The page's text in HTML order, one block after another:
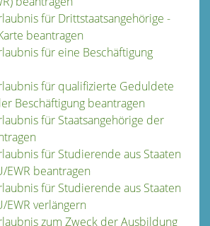
für Drittstaatsangehörige -
beantragen
für eine Beschäftigung
für qualifizierte Geduldete
Beschäftigung beantragen
für Staatsangehörige der
für Studierende aus Staaten
EWR beantragen
für Studierende aus Staaten
EWR verlängern
zum Zweck der Ausbildung